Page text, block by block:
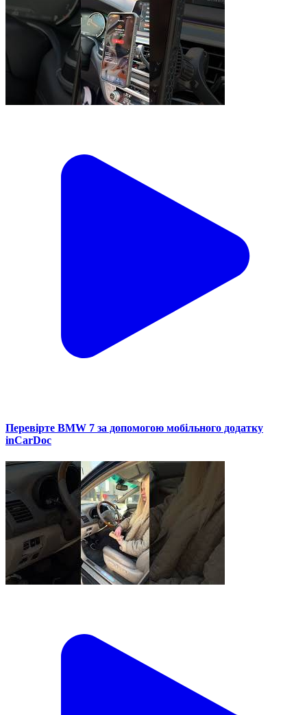
Перевірте BMW 7 за допомогою мобільного додатку
inCarDoc